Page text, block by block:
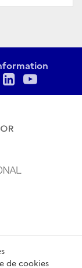
LinkedIn
de cookies